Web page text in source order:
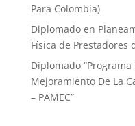
Para Colombia)
Diplomado en
Física de Prestadores
Diplomado
Mejoramiento ​De La
– PAMEC”